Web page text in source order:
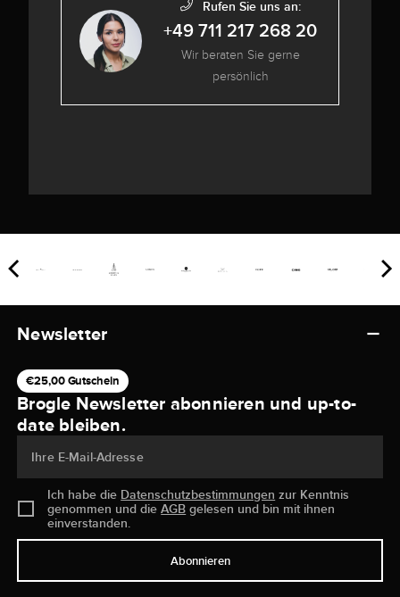
Rufen Sie uns an:
+49 711 217 268 20
Wir beraten Sie gerne
persönlich
Newsletter
€25,00 Gutschein
Brogle Newsletter abonnieren und up-to-
date bleiben.
Ihre E-Mail-Adresse
Ich habe die Datenschutzbestimmungen zur Kenntnis
genommen und dieAGB gelesen und bin mit ihnen
einverstanden.
Abonnieren